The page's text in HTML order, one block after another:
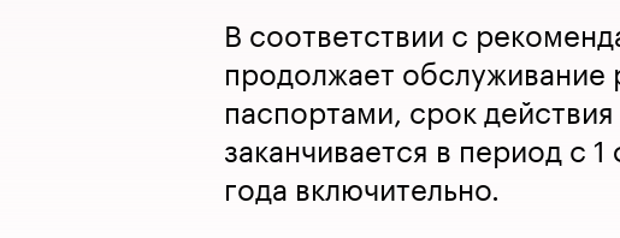
В соответствии с
продолжает обслуживание
паспортами, срок
заканчивается в период с
года включительно.